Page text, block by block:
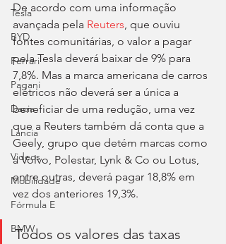
Tesla
BYD
Ferrari
Pagani
Dacia
Lancia
Videos
Mobilidade
Fórmula E
BMW
De acordo com uma informação
avançada pela Reuters, que ouviu
fontes comunitárias, o valor a pagar
pela Tesla deverá baixar de 9% para
7,8%. Mas a marca americana de carros
elétricos não deverá ser a única a
beneficiar de uma redução, uma vez
que a Reuters também dá conta que a
Geely, grupo que detém marcas como
a Volvo, Polestar, Lynk & Co ou Lotus,
entre outras, deverá pagar 18,8% em
vez dos anteriores 19,3%.
Todos os valores das taxas